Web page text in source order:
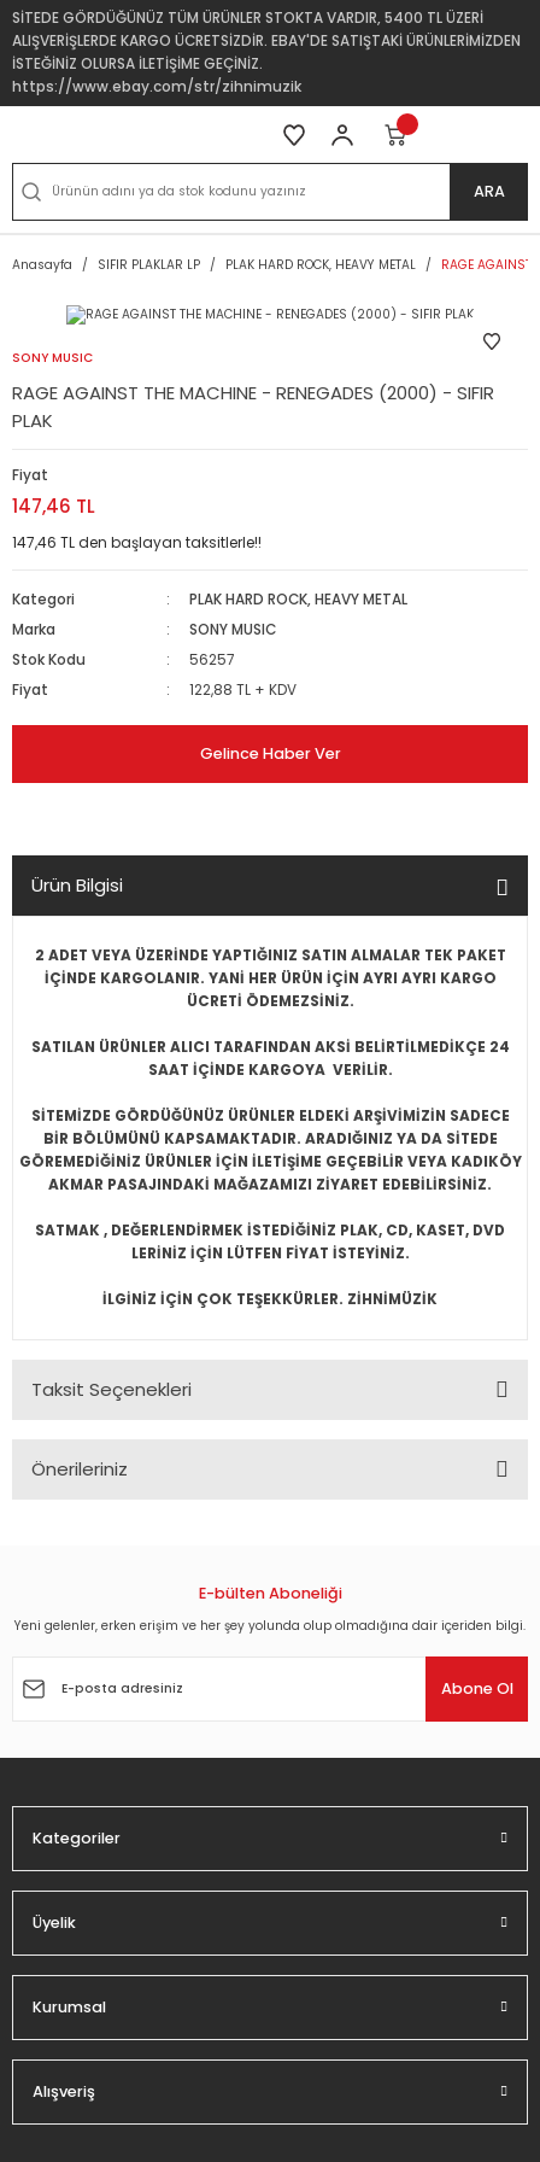
SİTEDE GÖRDÜĞÜNÜZ TÜM ÜRÜNLER STOKTA VARDIR, 5400 TL ÜZERİ
ALIŞVERİŞLERDE KARGO ÜCRETSİZDİR. EBAY'DE SATIŞTAKİ ÜRÜNLERİMİZDEN
İSTEĞİNİZ OLURSA İLETİŞİME GEÇİNİZ.
https://www.ebay.com/str/zihnimuzik
ARA
Anasayfa SIFIR PLAKLAR LP PLAK HARD ROCK, HEAVY METAL RAGE AGAINST
SONY MUSIC
RAGE AGAINST THE MACHINE - RENEGADES (2000) - SIFIR
PLAK
Fiyat
147,46 TL
147,46 TL den başlayan taksitlerle!!
Kategori
PLAK HARD ROCK, HEAVY METAL
Marka
SONY MUSIC
Stok Kodu
56257
Fiyat
122,88 TL + KDV
Gelince Haber Ver
Ürün Bilgisi
2 ADET VEYA ÜZERİNDE YAPTIĞINIZ SATIN ALMALAR TEK PAKET
İÇİNDE KARGOLANIR. YANİ HER ÜRÜN İÇİN AYRI AYRI KARGO
ÜCRETİ ÖDEMEZSİNİZ.
SATILAN ÜRÜNLER ALICI TARAFINDAN AKSİ BELİRTİLMEDİKÇE 24
SAAT İÇİNDE KARGOYA VERİLİR.
SİTEMİZDE GÖRDÜĞÜNÜZ ÜRÜNLER ELDEKİ ARŞİVİMİZİN SADECE
BİR BÖLÜMÜNÜ KAPSAMAKTADIR. ARADIĞINIZ YA DA SİTEDE
GÖREMEDİĞİNİZ ÜRÜNLER İÇİN İLETİŞİME GEÇEBİLİR VEYA KADIKÖY
AKMAR PASAJINDAKİ MAĞAZAMIZI ZİYARET EDEBİLİRSİNİZ.
SATMAK , DEĞERLENDİRMEK İSTEDİĞİNİZ PLAK, CD, KASET, DVD
LERİNİZ İÇİN LÜTFEN FİYAT İSTEYİNİZ.
İLGİNİZ İÇİN ÇOK TEŞEKKÜRLER. ZİHNİMÜZİK
Taksit Seçenekleri
Önerileriniz
Görüş ve önerileriniz için teşekkür ederiz.
Ürün açıklamasında eksik bilgiler bulunuyor.
E-bülten Aboneliği
Yeni gelenler, erken erişim ve her şey yolunda olup olmadığına dair içeriden bilgi.
Abone Ol
Kategoriler
Üyelik
Kurumsal
Alışveriş